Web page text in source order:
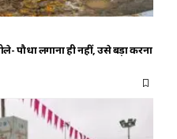
पौधा लगाना ही नहीं, उसे बड़ा करना